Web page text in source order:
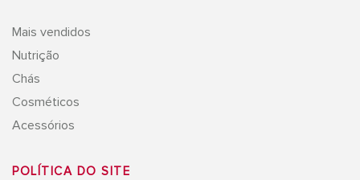
Mais vendidos
Nutrição
Chás
Cosméticos
Acessórios
POLÍTICA DO SITE